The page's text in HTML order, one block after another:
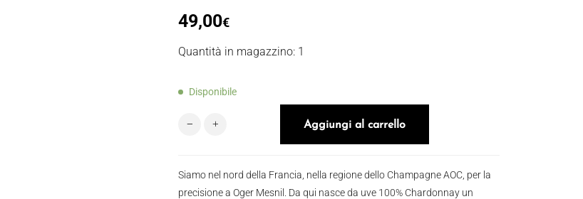
49,00€
Quantità in magazzino: 1
Disponibile
Champagne Cazals Carte Or Grand Cru quantità
Aggiungi al carrello
Siamo nel nord della Francia, nella regione dello Champagne AOC, per la
precisione a Oger Mesnil. Da qui nasce da uve 100% Chardonnay un